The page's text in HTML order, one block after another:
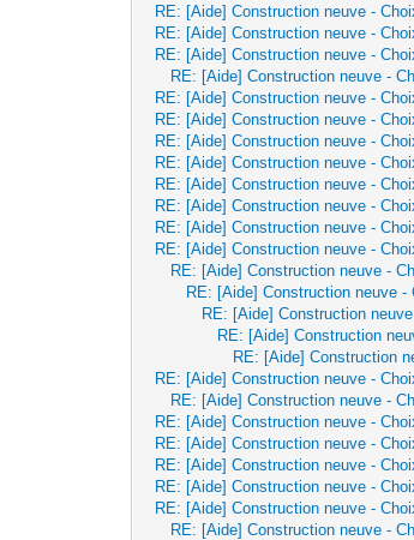
RE: [Aide] Construction neuve -
RE: [Aide] Construction neuve -
RE: [Aide] Construction neuve -
RE: [Aide] Construction neuve -
RE: [Aide] Construction neuve -
RE: [Aide] Construction neuve -
RE: [Aide] Construction neuve -
RE: [Aide] Construction neuve -
RE: [Aide] Construction neuve -
RE: [Aide] Construction neuve -
RE: [Aide] Construction neuve -
RE: [Aide] Construction neuve -
RE: [Aide] Construction neuve -
RE: [Aide] Construction neuve -
RE: [Aide] Construction
RE: [Aide] Construction
RE: [Aide] Construction
RE: [Aide] Construction neuve -
RE: [Aide] Construction neuve -
RE: [Aide] Construction neuve -
RE: [Aide] Construction neuve -
RE: [Aide] Construction neuve -
RE: [Aide] Construction neuve -
RE: [Aide] Construction neuve -
RE: [Aide] Construction neuve -